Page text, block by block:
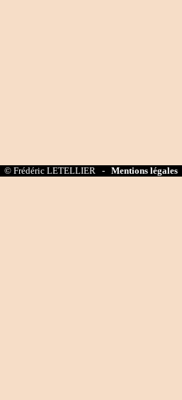
© Frédéric LETELLIER - Mentions légales